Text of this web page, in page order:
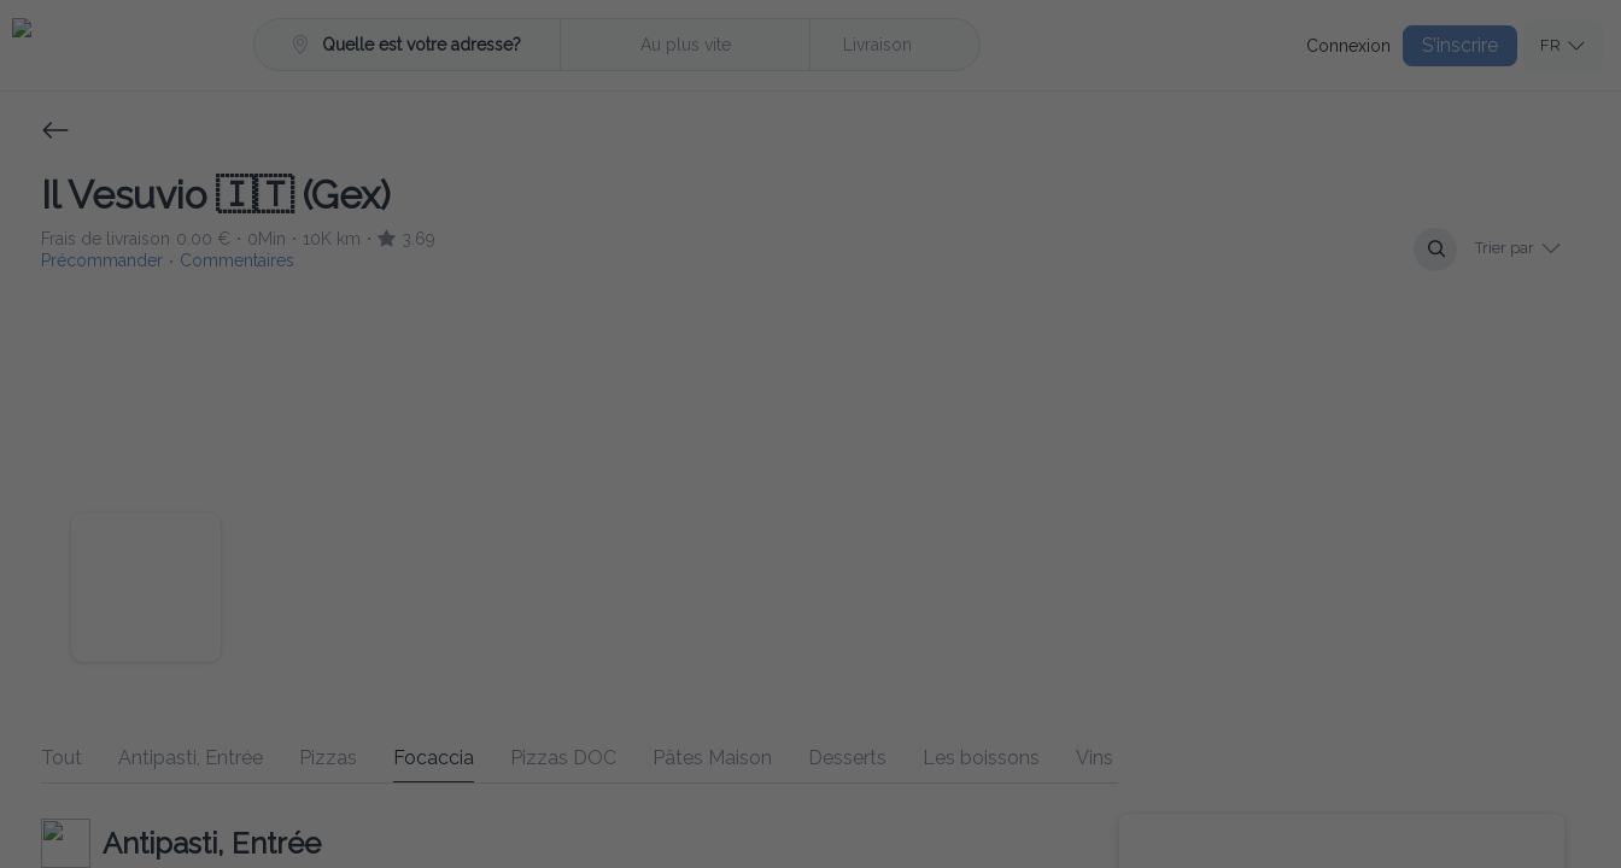
Quelle est votre adresse? Au plus vite Livraison Connexion S’inscrire FR
Il Vesuvio 🇮🇹 (Gex)
Frais de livraison 0.00 € • 0Min • 10K km •
3.69
Précommander • Commentaires
Trier par
Tout Antipasti, Entrée Pizzas Focaccia Pizzas DOC Pâtes Maison Desserts Les boissons Vins Viandes et Poissons
Antipasti, Entrée